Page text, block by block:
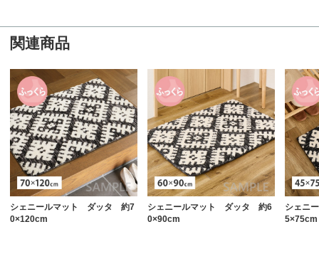
関連商品
シェニールマット ダッタ 約7
0×120cm
シェニールマット ダッタ 約6
0×90cm
シェニ
5×75cm